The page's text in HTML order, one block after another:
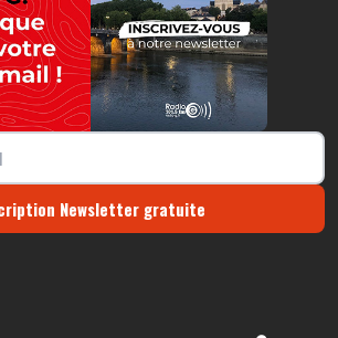
Newsletter gratuite